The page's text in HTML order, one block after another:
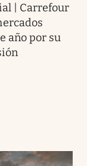
| Carrefour
año por su